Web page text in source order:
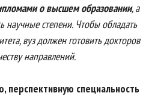
о высшем образовании, а
научные степени. Чтобы обладать
вуз должен готовить докторов
направлений.
специальность